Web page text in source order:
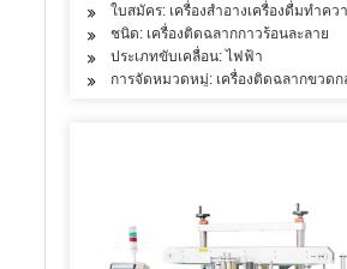
ใบสมัคร: เครื่องสำอางเครื่องดื่มท
ชนิด: เครื่องติดฉลากกาวร้อนละลาย
ประเภทขับเคลื่อน: ไฟฟ้า
การจัดหมวดหมู่: เครื่องติดฉลากขวดก